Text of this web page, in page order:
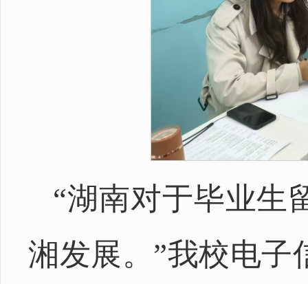
“湖南对于毕业生
湘发展。”我校电子